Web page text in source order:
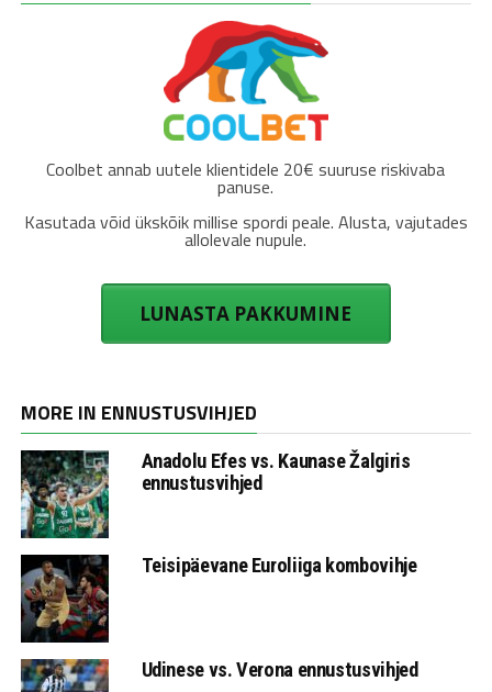
Coolbet annab uutele klientidele 20€ suuruse riskivaba
panuse.
Kasutada võid ükskõik millise spordi peale. Alusta, vajutades
allolevale nupule.
LUNASTA PAKKUMINE
MORE IN ENNUSTUSVIHJED
Anadolu Efes vs. Kaunase Žalgiris
ennustusvihjed
Teisipäevane Euroliiga kombovihje
Udinese vs. Verona ennustusvihjed